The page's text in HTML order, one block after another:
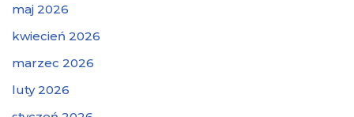
maj 2026
kwiecień 2026
marzec 2026
luty 2026